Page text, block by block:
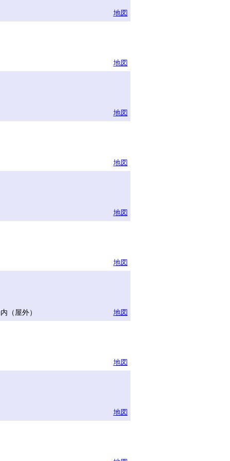
地図
地図
地図
地図
地図
地図
（屋外）
地図
地図
地図